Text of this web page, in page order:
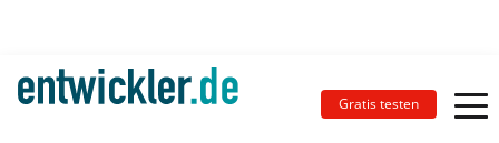
Gratis testen